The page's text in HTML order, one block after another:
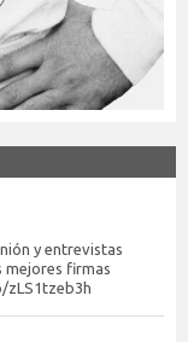
y entrevistas
mejores firmas
zLS1tzeb3h